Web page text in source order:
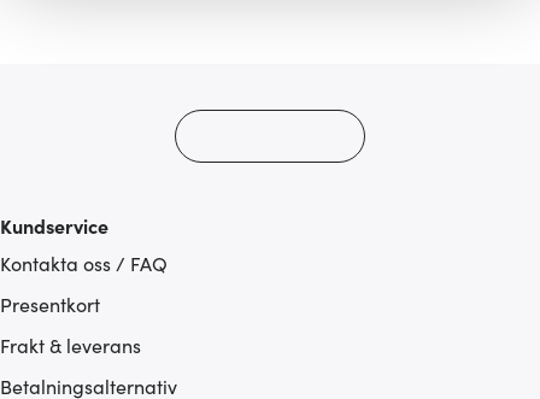
Kundservice
Kontakta oss / FAQ
Presentkort
Frakt & leverans
Betalningsalternativ